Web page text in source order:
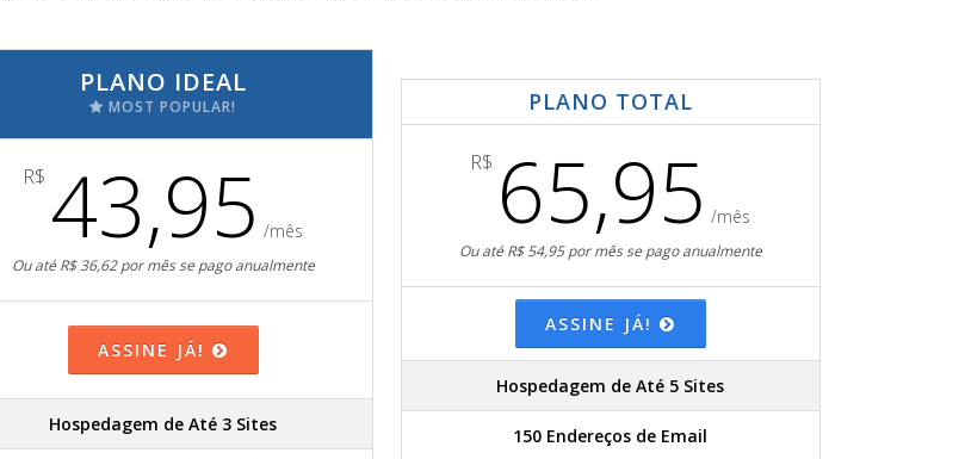
PLANO IDEAL
MOST POPULAR!
R$ 43,95 /mês
Ou até R$ 36,62 por mês se pago anualmente
ASSINE JÁ!
Hospedagem de Até 3 Sites
PLANO TOTAL
R$ 65,95 /mês
Ou até R$ 54,95 por mês se pago anualmente
ASSINE JÁ!
Hospedagem de Até 5 Sites
150 Endereços de Email